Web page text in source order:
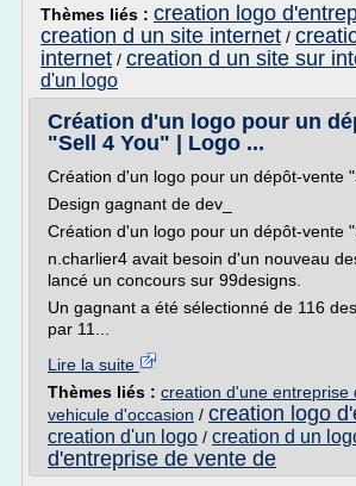
Thèmes liés : creation logo
creation d un site internet /
internet / creation d un site sur
d'un logo
Création d'un logo pour un
"Sell 4 You" | Logo ...
Création d'un logo pour un dépôt-vente
Design gagnant de dev_
Création d'un logo pour un dépôt-vente
n.charlier4 avait besoin d'un nouveau
lancé un concours sur 99designs.
Un gagnant a été sélectionné de 116
par 11...
Lire la suite
Thèmes liés : creation d'une entreprise
vehicule d'occasion / creation logo
creation d'un logo / creation d un
d'entreprise de vente de